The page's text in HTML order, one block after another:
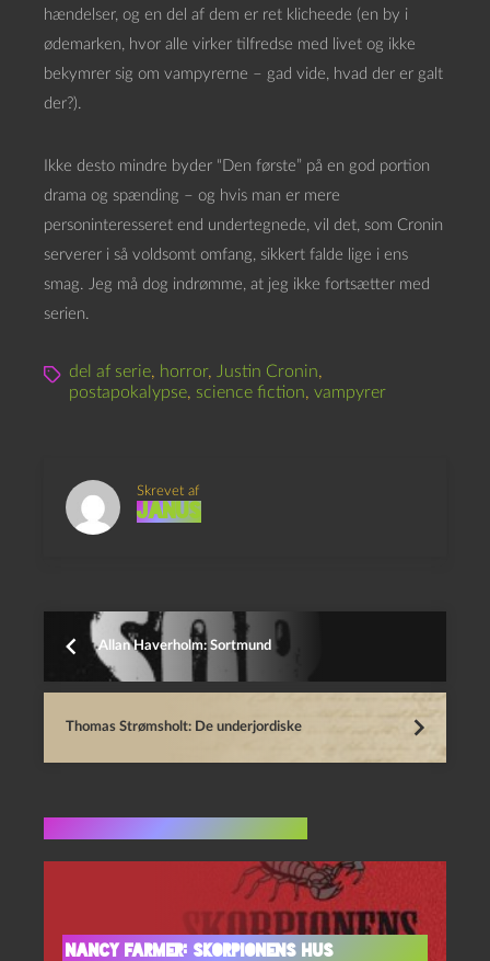
hændelser, og en del af dem er ret klicheede (en by i
ødemarken, hvor alle virker tilfredse med livet og ikke
bekymrer sig om vampyrerne – gad vide, hvad der er galt
der?).
Ikke desto mindre byder “Den første” på en god portion
drama og spænding – og hvis man er mere
personinteresseret end undertegnede, vil det, som Cronin
serverer i så voldsomt omfang, sikkert falde lige i ens
smag. Jeg må dog indrømme, at jeg ikke fortsætter med
serien.
del af serie, horror, Justin Cronin,
postapokalypse, science fiction, vampyrer
Skrevet af
Janus
Allan Haverholm: Sortmund
Thomas Strømsholt: De underjordiske
Nancy Farmer: Skorpionens hus